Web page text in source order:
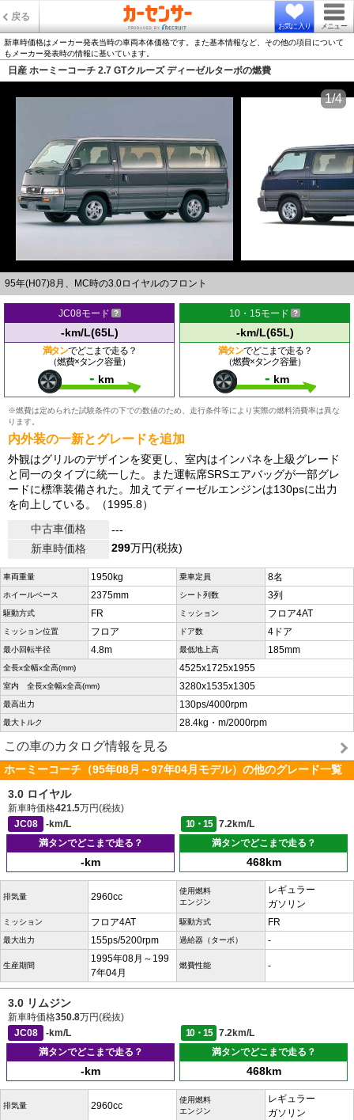
戻る
お気に入り メニュー
新車時価格はメーカー発表当時の車両本体価格です。また基本情報など、その他の項目について
もメーカー発表時の情報に基いています。
日産 ホーミーコーチ 2.7 GTクルーズ ディーゼルターボの燃費
95年(H07)8月、MC時の3.0ロイヤルのフロント
1/4
JC08モード
-km/L(65L)
満タンでどこまで走る？
（燃費×タンク容量）
- km
10・15モード
-km/L(65L)
満タンでどこまで走る？
（燃費×タンク容量）
- km
※燃費は定められた試験条件の下での数値のため、走行条件等により実際の燃料消費率は異な
ります。
内外装の一新とグレードを追加
外観はグリルのデザインを変更し、室内はインパネを上級グレード
と同一のタイプに統一した。また運転席SRSエアバッグが一部グレ
ードに標準装備された。加えてディーゼルエンジンは130psに出力
を向上している。（1995.8）
中古車価格
---
新車時価格
299万円(税抜)
車両重量 1950kg 乗車定員 8名
ホイールベース 2375mm シート列数 3列
駆動方式 FR ミッション フロア4AT
ミッション位置 フロア ドア数 4ドア
最小回転半径 4.8m 最低地上高 185mm
全長x全幅x全高(mm) 4525x1725x1955
室内 全長x全幅x全高(mm) 3280x1535x1305
最高出力 130ps/4000rpm
最大トルク 28.4kg・m/2000rpm
この車のカタログ情報を見る
ホーミーコーチ（95年08月～97年04月モデル）の他のグレード一覧
3.0 ロイヤル
新車時価格421.5万円(税抜)
JC08
-km/L 10・15
7.2km/L
満タンでどこまで走る？
-km
満タンでどこまで走る？
468km
排気量 2960cc
使用燃料
エンジン
レギュラー
ガソリン
ミッション フロア4AT 駆動方式 FR
最大出力 155ps/5200rpm 過給器（ターボ） -
生産期間
1995年08月～199
7年04月
燃費性能 -
3.0 リムジン
新車時価格350.8万円(税抜)
JC08
-km/L 10・15
7.2km/L
満タンでどこまで走る？
-km
満タンでどこまで走る？
468km
排気量 2960cc
使用燃料
エンジン
レギュラー
ガソリン